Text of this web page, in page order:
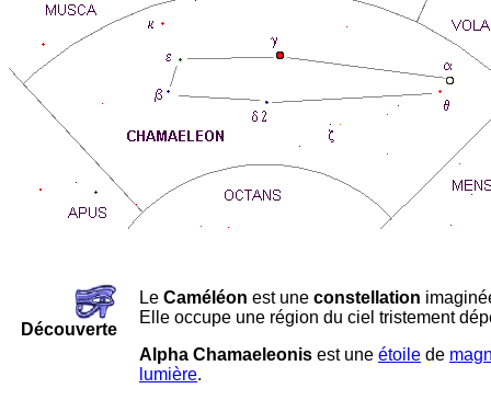
Découverte
Le Caméléon est une constellation
Elle occupe une région du ciel tristement
Alpha Chamaeleonis est une étoile de
lumière.